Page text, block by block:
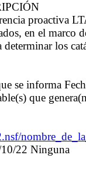
proactiva
en el
determinar los
se informa
que
22 Ninguna